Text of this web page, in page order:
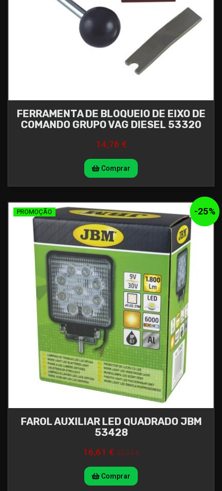
FERRAMENTA DE BLOQUEIO DE EIXO DE
COMANDO GRUPO VAG DIESEL 53320
14,76 €
Comprar
-25%
PROMOÇÃO
FAROL AUXILIAR LED QUADRADO JBM
53428
16,61 € 22,14 €
Comprar